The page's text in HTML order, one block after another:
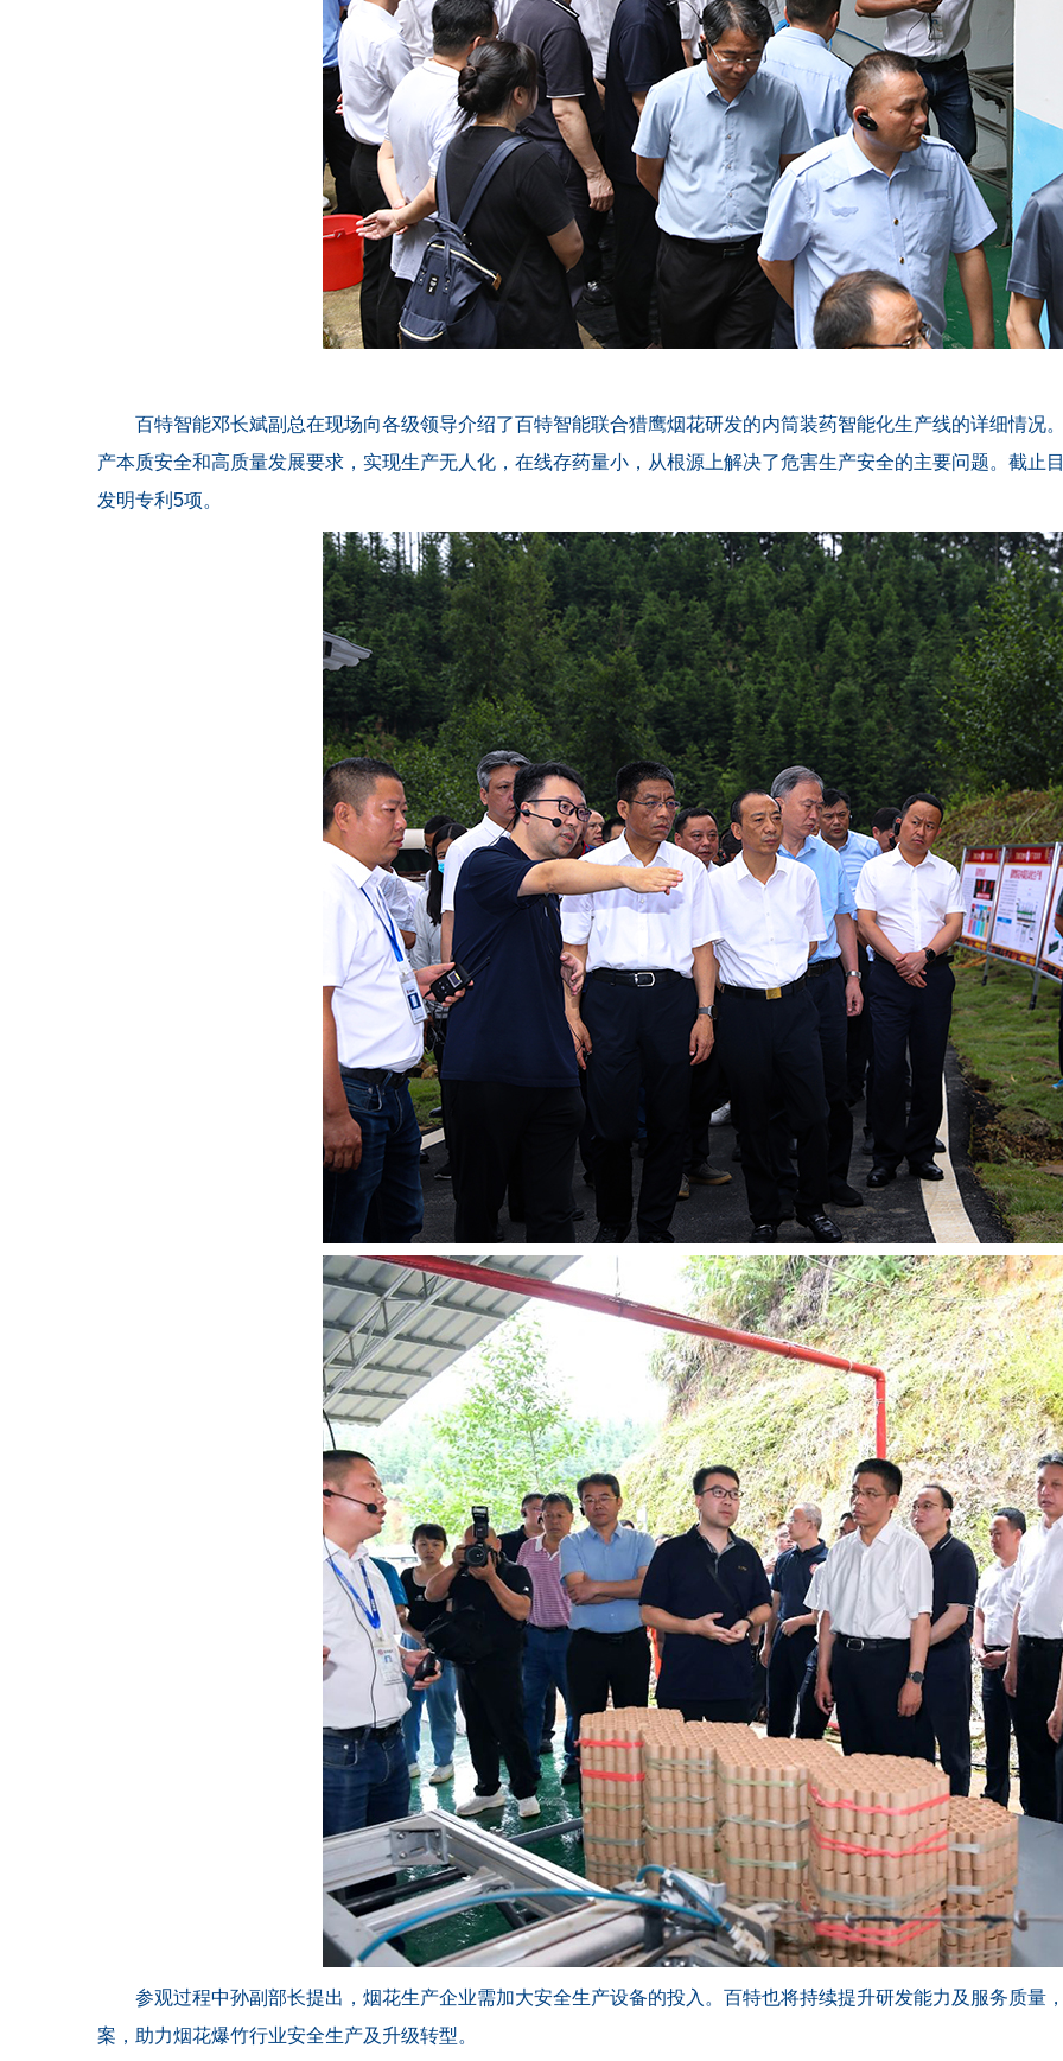
百特智能邓长斌副总在现场向各级领导介绍了百特智能联合猎鹰烟花研发的内筒装药智能化生产线的详细情况
产本质安全和高质量发展要求，实现生产无人化，在线存药量小，从根源上解决了危害生产安全的主要问题。截止
发明专利5项。
参观过程中孙副部长提出，烟花生产企业需加大安全生产设备的投入。百特也将持续提升研发能力及服务质量
案，助力烟花爆竹行业安全生产及升级转型。